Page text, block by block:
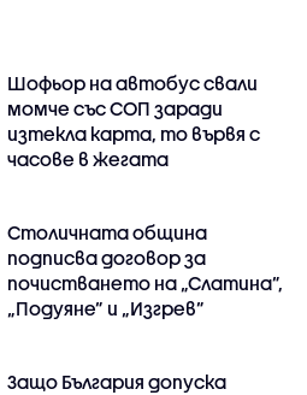
Шофьор на автобус свали
момче със СОП заради
изтекла карта, то вървя с
часове в жегата
Столичната община
подписва договор за
почистването на „Слатина”,
„Подуяне” и „Изгрев”
Защо България допуска